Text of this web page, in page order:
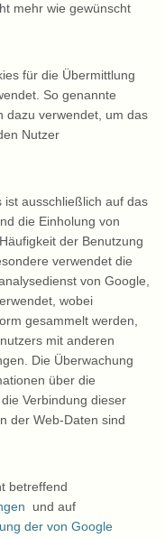
mehr wie gewünscht
für die Übermittlung
So genannte
dazu verwendet, um das
Nutzer
ist ausschließlich auf das
die Einholung von
der Benutzung
verwendet die
von Google,
wobei
gesammelt werden,
mit anderen
Die Überwachung
über die
Verbindung dieser
der Web-Daten sind
betreffend
und auf
der von Google